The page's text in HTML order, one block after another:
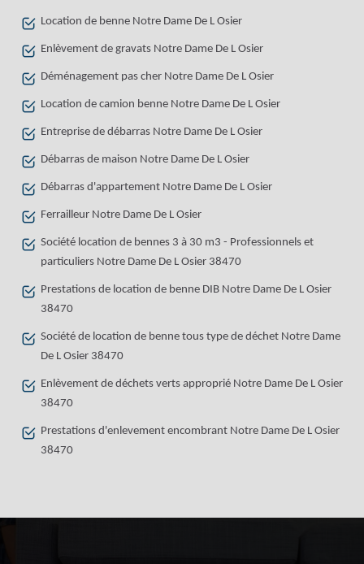
Location de benne Notre Dame De L Osier
Enlèvement de gravats Notre Dame De L Osier
Déménagement pas cher Notre Dame De L Osier
Location de camion benne Notre Dame De L Osier
Entreprise de débarras Notre Dame De L Osier
Débarras de maison Notre Dame De L Osier
Débarras d'appartement Notre Dame De L Osier
Ferrailleur Notre Dame De L Osier
Société location de bennes 3 à 30 m3 - Professionnels et
particuliers Notre Dame De L Osier 38470
Prestations de location de benne DIB Notre Dame De L Osier
38470
Société de location de benne tous type de déchet Notre Dame
De L Osier 38470
Enlèvement de déchets verts approprié Notre Dame De L Osier
38470
Prestations d'enlevement encombrant Notre Dame De L Osier
38470